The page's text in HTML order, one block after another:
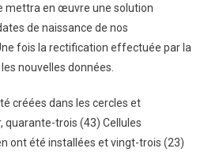
mettra en œuvre une solution
de naissance de nos
fois la rectification effectuée par la
nouvelles données.
créées dans les cercles et
quarante-trois (43) Cellules
ont été installées et vingt-trois (23)